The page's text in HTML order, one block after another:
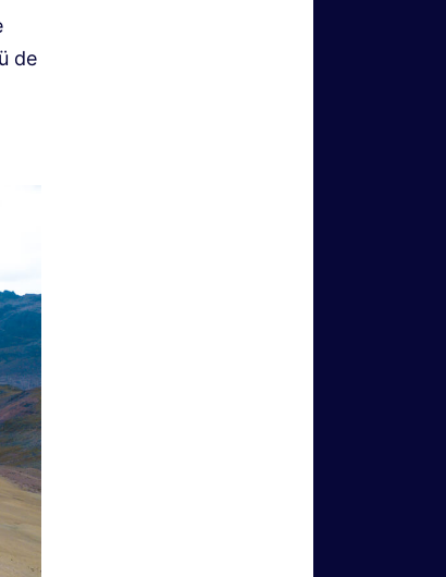
de